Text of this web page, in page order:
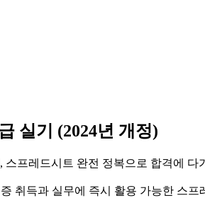
실기 (2024년 개정)
스프레드시트 완전 정복으로 합격에 다
취득과 실무에 즉시 활용 가능한 스